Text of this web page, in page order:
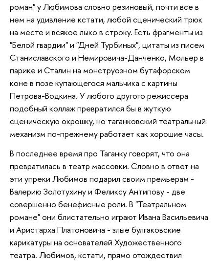
роман" у Любимова словно резиновый, почти все в
нем на удивление кстати, любой сценический трюк
на месте и всякое лыко в строку. Есть фрагменты из
"Белой гвардии" и "Дней Турбиных", цитаты из писем
Станиславского и Немировича-Данченко, Мольер в
парике и Сталин на монструозном бутафорском
коне в позе купающегося мальчика с картины
Петрова-Водкина. У любого другого режиссера
подобный коллаж превратился бы в жуткую
сценическую окрошку, но таганковский театральный
механизм по-прежнему работает как хорошие часы.
В последнее время про Таганку говорят, что она
превратилась в театр массовки. Словно в ответ на
эти упреки Любимов подарил своим премьерам -
Валерию Золотухину и Феликсу Антипову - две
совершенно бенефисные роли. В "Театральном
романе" они блистательно играют Ивана Васильевича
и Аристарха Платоновича - злые булгаковские
карикатуры на основателей Художественного
театра. Любимов, кстати, прямо отождествил